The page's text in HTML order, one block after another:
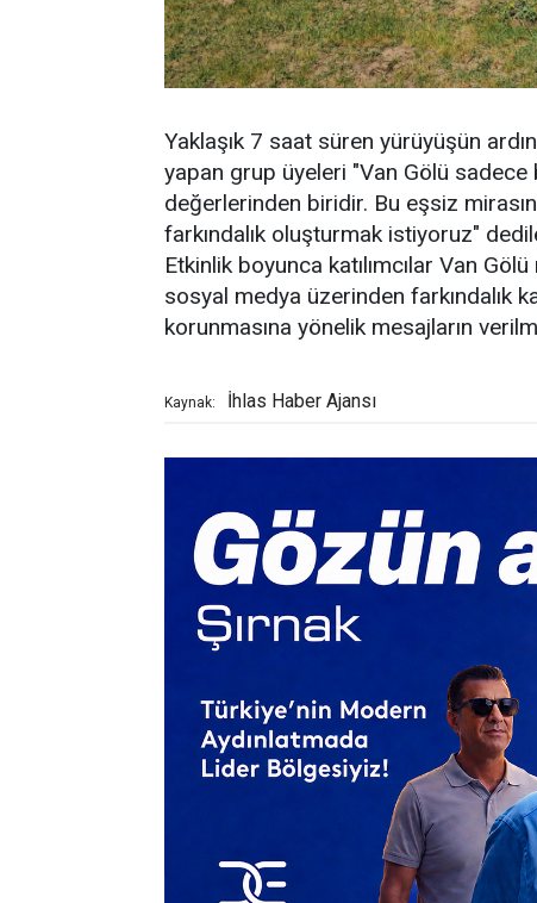
Yaklaşık 7 saat süren yürüyüşün
yapan grup üyeleri "Van Gölü
değerlerinden biridir. Bu eşsiz
farkındalık oluşturmak istiyoruz"
Etkinlik boyunca katılımcılar Van
sosyal medya üzerinden farkındalık
korunmasına yönelik mesajların
Kaynak: İhlas Haber Ajansı